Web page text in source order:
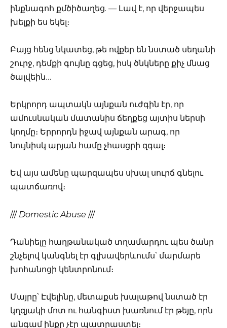
ինքնագոհ քմծիծաղեց. — Լավ է, որ վերջապես
խելքի ես եկել։
Բայց հենց նկատեց, թե ովքեր են նստած սեղանի
շուրջ, դեմքի գույնը գցեց, իսկ ծնկները քիչ մնաց
ծալվեին…
Երկրորդ ապտակն այնքան ուժգին էր, որ
ամուսնական մատանիս ճեղքեց այտիս ներսի
կողմը։ Երրորդն իջավ այնքան արագ, որ
նույնիսկ արյան համը չհասցրի զգալ։
Եվ այս ամենը պարզապես սխալ սուրճ գնելու
պատճառով։
/// Domestic Abuse ///
Դանիելը հաղթանակած տղամարդու պես ծանր
շնչելով կանգնել էր գլխավերևումս՝ մարմարե
խոհանոցի կենտրոնում։
Մայրը՝ Էվելինը, մետաքսե խալաթով նստած էր
կղզյակի մոտ ու հանգիստ խառնում էր թեյը, որն
անգամ ինքը չէր պատրաստել։